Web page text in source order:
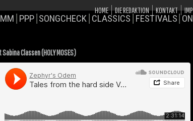
HOME DIE REDAKTION KONTAKT
PPP SONGCHECK CLASSICS FESTIVALS
Classen (HOLY MOSES)